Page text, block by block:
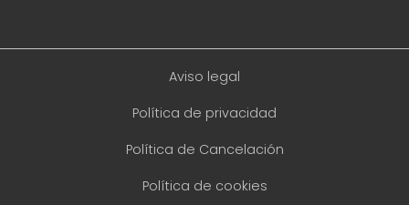
Aviso legal
Política de privacidad
Política de Cancelación
Política de cookies